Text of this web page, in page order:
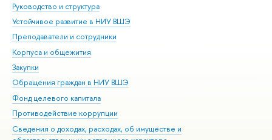
Руководство и структура
Устойчивое развитие в НИУ ВШЭ
Преподаватели и сотрудники
Корпуса и общежития
Закупки
Обращения граждан в НИУ ВШЭ
Фонд целевого капитала
Противодействие коррупции
Сведения о доходах, расходах, об имуществе и